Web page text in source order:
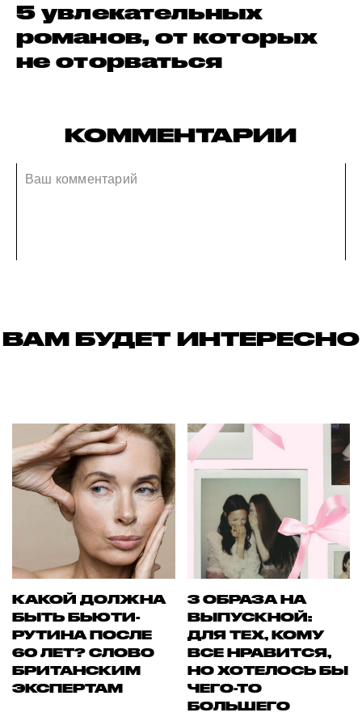
5 увлекательных
романов, от которых
не оторваться
КОММЕНТАРИИ
ВАМ БУДЕТ ИНТЕРЕСНО
КАКОЙ ДОЛЖНА
БЫТЬ БЬЮТИ-
РУТИНА ПОСЛЕ
60 ЛЕТ? СЛОВО
БРИТАНСКИМ
ЭКСПЕРТАМ
3 ОБРАЗА НА
ВЫПУСКНОЙ:
ДЛЯ ТЕХ, КОМУ
ВСЕ НРАВИТСЯ,
НО ХОТЕЛОСЬ БЫ
ЧЕГО-ТО
БОЛЬШЕГО